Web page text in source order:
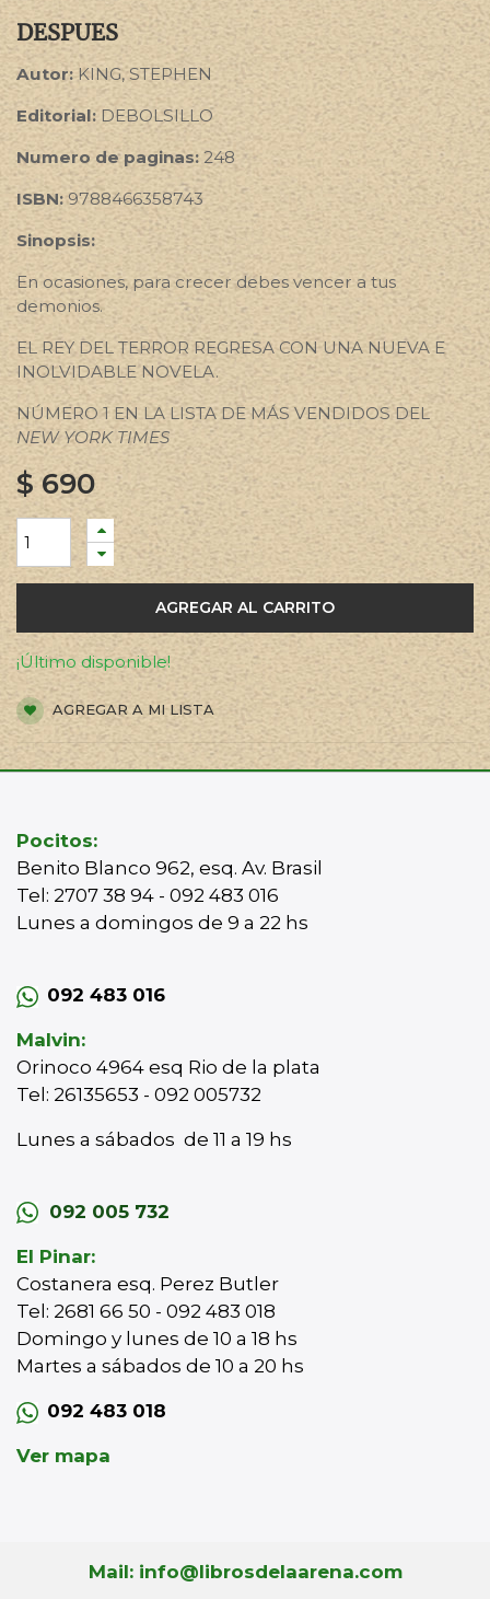
DESPUES
Autor:KING, STEPHEN
Editorial: DEBOLSILLO
Numero de paginas: 248
ISBN:9788466358743
Sinopsis:
En ocasiones, para crecer debes vencer a tus
demonios.
EL REY DEL TERROR REGRESA CON UNA NUEVA E
INOLVIDABLE NOVELA.
NÚMERO 1 EN LA LISTA DE MÁS VENDIDOS DEL
NEW YORK TIMES
$690
AGREGAR AL CARRITO
¡Último disponible!
AGREGAR A MI LISTA
Pocitos:
Benito Blanco 962, esq. Av. Brasil
Tel: 2707 38 94 - 092 483 016
Lunes a domingos de 9 a 22 hs
092 483 016
Malvin:
Orinoco 4964 esq Rio de la plata
Tel: 26135653 - 092 005732
Lunes a sábados de 11 a 19 hs
092 005 732
El Pinar:
Costanera esq. Perez Butler
Tel: 2681 66 50 - 092 483 018
Domingo y lunes de 10 a 18 hs
Martes a sábados de 10 a 20 hs
092 483 018
Ver mapa
Mail: info@librosdelaarena.com